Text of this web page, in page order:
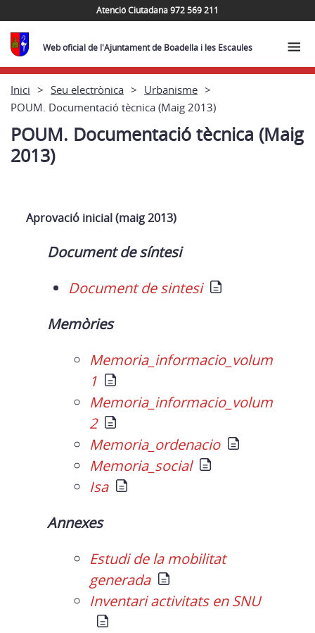
Atenció Ciutadana 972 569 211
Web oficial de l'Ajuntament de Boadella i les Escaules
Inici Seu electrònica
Urbanisme
POUM. Documentació tècnica (Maig 2013)
POUM. Documentació tècnica (Maig
2013)
Aprovació inicial (maig 2013)
Document de síntesi
Document de sintesi
Memòries
Memoria_informacio_volum
1
Memoria_informacio_volum
2
Memoria_ordenacio
Memoria_social
Isa
Annexes
Estudi de la mobilitat
generada
Inventari activitats en SNU